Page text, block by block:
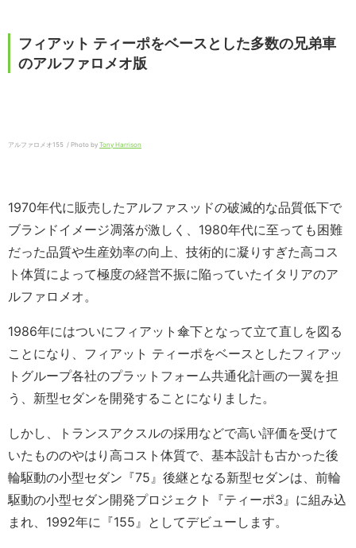
フィアット ティーポをベースとした多数の兄弟車
のアルファロメオ版
アルファロメオ155 / Photo by Tony Harrison
1970年代に販売したアルファスッドの破滅的な品質低下で
ブランドイメージ凋落が激しく、1980年代に至っても困難
だった品質や生産効率の向上、技術的に凝りすぎた高コス
ト体質によって極度の経営不振に陥っていたイタリアのア
ルファロメオ。
1986年にはついにフィアット傘下となって立て直しを図る
ことになり、フィアット ティーポをベースとしたフィアッ
トグループ各社のプラットフォーム共通化計画の一翼を担
う、新型セダンを開発することになりました。
しかし、トランスアクスルの採用などで高い評価を受けて
いたもののやはり高コスト体質で、基本設計も古かった後
輪駆動の小型セダン『75』後継となる新型セダンは、前輪
駆動の小型セダン開発プロジェクト『ティーポ3』に組み込
まれ、1992年に『155』としてデビューします。